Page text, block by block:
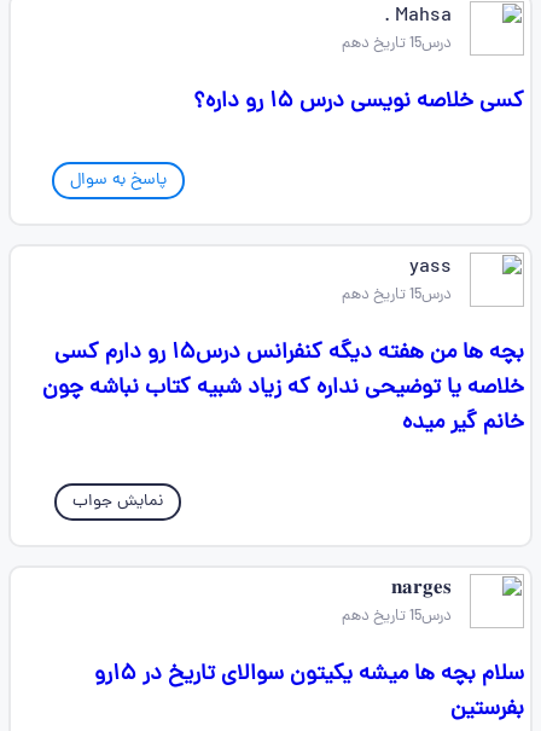
Mahsa ‌.
درس15 تاریخ دهم
کسی خلاصه نویسی درس ۱۵ رو داره؟
پاسخ به سوال
yass
درس15 تاریخ دهم
بچه ها من هفته دیگه کنفرانس درس۱۵ رو دارم کسی
خلاصه یا توضیحی نداره که زیاد شبیه کتاب نباشه چون
خانم گیر میده
نمایش جواب
𝐧𝐚𝐫𝐠𝐞𝐬
درس15 تاریخ دهم
سلام بچه ها میشه یکیتون سوالای تاریخ در ۱۵رو
بفرستین